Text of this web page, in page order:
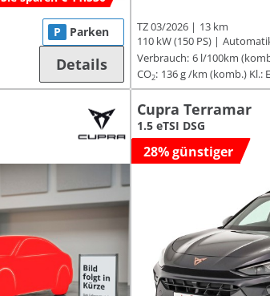
P Parken
Details
TZ 03/2026
13 km
110 kW (150 PS)
Verbrauch: 6 l/100km
CO2: 136 g /km (komb.) Kl.: E
Cupra Terramar
1.5 eTSI DSG
28% günstiger